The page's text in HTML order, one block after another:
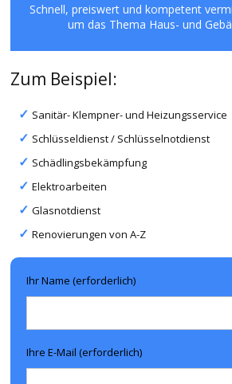
Schnell, preiswert und kompetent
um das Thema Haus- und
Zum Beispiel:
Sanitär- Klempner- und Heizungsservice
Schlüsseldienst / Schlüsselnotdienst
Schädlingsbekämpfung
Elektroarbeiten
Glasnotdienst
Renovierungen von A-Z
Ihr Name (erforderlich)
Ihre E-Mail (erforderlich)